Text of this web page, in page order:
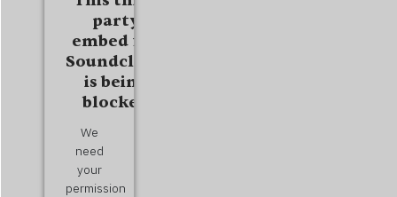
party
embed for
Soundcloud
is being
blocked
We
need
your
permission